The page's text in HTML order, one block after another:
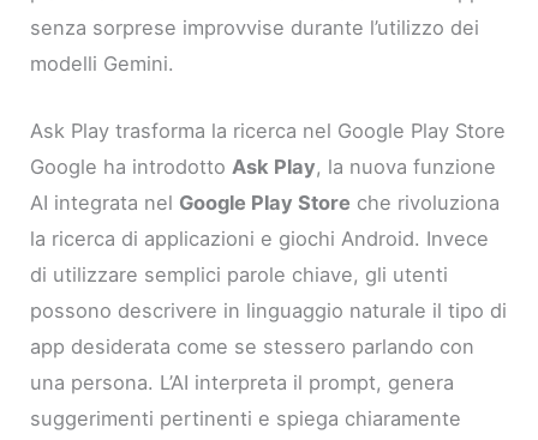
senza sorprese improvvise durante l’utilizzo dei
modelli Gemini.
Ask Play trasforma la ricerca nel Google Play Store
Google ha introdotto Ask Play, la nuova funzione
AI integrata nel Google Play Store che rivoluziona
la ricerca di applicazioni e giochi Android. Invece
di utilizzare semplici parole chiave, gli utenti
possono descrivere in linguaggio naturale il tipo di
app desiderata come se stessero parlando con
una persona. L’AI interpreta il prompt, genera
suggerimenti pertinenti e spiega chiaramente